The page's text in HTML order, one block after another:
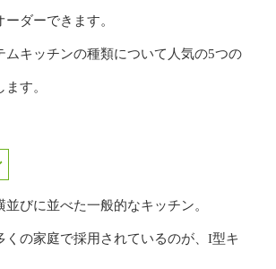
ダーできます。
ムキッチンの種類について人気の5つの
す。
びに並べた一般的なキッチン。
くの家庭で採用されているのが、I型キ